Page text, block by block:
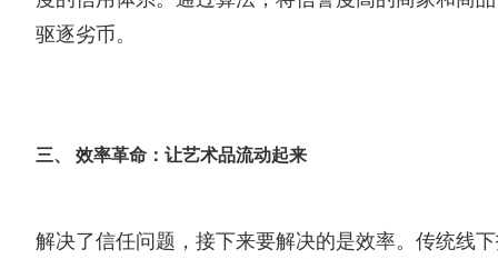
驱逐劣币。
三、 效率革命：让艺术品流动起来
解决了信任问题，接下来要解决的是效率。传统线